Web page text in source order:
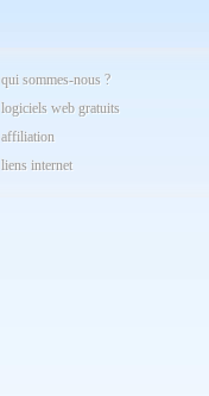
qui sommes-nous ?
logiciels web gratuits
affiliation
liens internet